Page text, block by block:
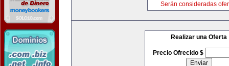
Serán consideradas
Realizar una Oferta
Precio Ofrecido $